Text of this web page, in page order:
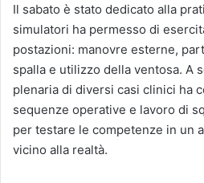
Il sabato è stato dedicato alla
simulatori ha permesso di
postazioni: manovre esterne,
spalla e utilizzo della ventosa. A
plenaria di diversi casi clinici ha
sequenze operative e lavoro di
per testare le competenze in un
vicino alla realtà.